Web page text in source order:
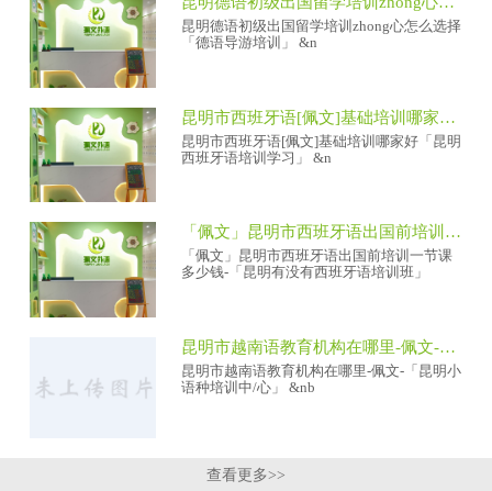
昆明德语初级出国留学培训zhong心怎么选择
「德语导游培训」 &n
昆明市西班牙语[佩文]基础培训哪家好「昆明西班牙语培训学习」
昆明市西班牙语[佩文]基础培训哪家好「昆明
西班牙语培训学习」 &n
「佩文」昆明市西班牙语出国前培训一节课多少钱-「昆明有没有西班牙语培训班」
「佩文」昆明市西班牙语出国前培训一节课
多少钱-「昆明有没有西班牙语培训班」
昆明市越南语教育机构在哪里-佩文-「昆明小语种培训中/心」
昆明市越南语教育机构在哪里-佩文-「昆明小
语种培训中/心」 &nb
查看更多>>